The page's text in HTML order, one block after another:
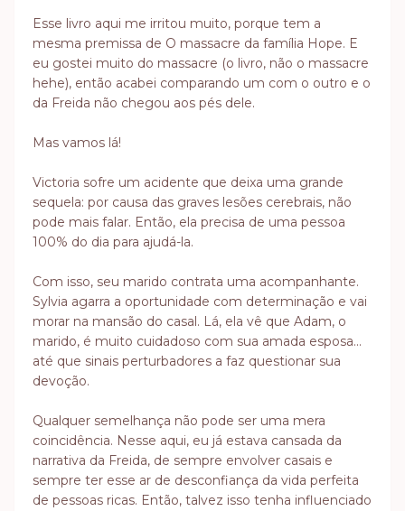
Esse livro aqui me irritou muito, porque tem a
mesma premissa de O massacre da família Hope. E
eu gostei muito do massacre (o livro, não o massacre
hehe), então acabei comparando um com o outro e o
da Freida não chegou aos pés dele.
Mas vamos lá!
Victoria sofre um acidente que deixa uma grande
sequela: por causa das graves lesões cerebrais, não
pode mais falar. Então, ela precisa de uma pessoa
100% do dia para ajudá-la.
Com isso, seu marido contrata uma acompanhante.
Sylvia agarra a oportunidade com determinação e vai
morar na mansão do casal. Lá, ela vê que Adam, o
marido, é muito cuidadoso com sua amada esposa...
até que sinais perturbadores a faz questionar sua
devoção.
Qualquer semelhança não pode ser uma mera
coincidência. Nesse aqui, eu já estava cansada da
narrativa da Freida, de sempre envolver casais e
sempre ter esse ar de desconfiança da vida perfeita
de pessoas ricas. Então, talvez isso tenha influenciado